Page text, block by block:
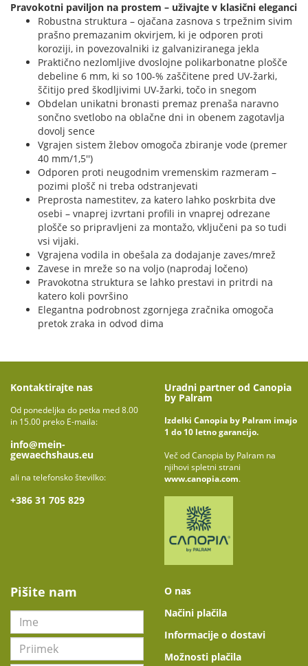
Pravokotni paviljon na prostem – uživajte v klasični eleganci
Robustna struktura – ojačana zasnova s trpežnim sivim
prašno premazanim okvirjem, ki je odporen proti
koroziji, in povezovalniki iz galvaniziranega jekla
Praktično nezlomljive dvoslojne polikarbonatne plošče
debeline 6 mm, ki so 100-% zaščitene pred UV-žarki,
ščitijo pred škodljivimi UV-žarki, točo in snegom
Obdelan unikatni bronasti premaz prenaša naravno
sončno svetlobo na oblačne dni in obenem zagotavlja
dovolj sence
Vgrajen sistem žlebov omogoča zbiranje vode (premer
40 mm/1,5'')
Odporen proti neugodnim vremenskim razmeram –
pozimi plošč ni treba odstranjevati
Preprosta namestitev, za katero lahko poskrbita dve
osebi – vnaprej izvrtani profili in vnaprej odrezane
plošče so pripravljeni za montažo, vključeni pa so tudi
vsi vijaki.
Vgrajena vodila in obešala za dodajanje zaves/mrež
Zavese in mreže so na voljo (naprodaj ločeno)
Pravokotna struktura se lahko prestavi in pritrdi na
katero koli površino
Elegantna podrobnost zgornjega zračnika omogoča
pretok zraka in odvod dima
Kontaktirajte nas
Od ponedeljka do petka med 8.00
in 15.00 preko E-maila:
info@mein-
gewaechshaus.eu
ali na telefonsko številko:
+386 31 705 829
Uradni partner od Canopia
by Palram
Izdelki Canopia by Palram imajo
1 do 10 letno garancijo.
Več od Canopia by Palram na
njihovi spletni strani
www.canopia.com.
Pišite nam
O nas
Načini plačila
Informacije o dostavi
Možnosti plačila